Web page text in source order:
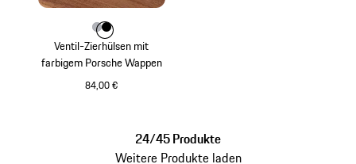
Ventil-Zierhülsen mit
farbigem Porsche Wappen
84,00 €
Farbe
FarbeFarbe
24/45 Produkte
Weitere Produkte laden